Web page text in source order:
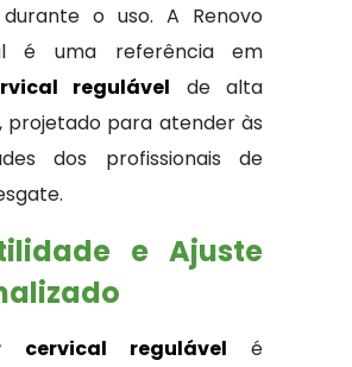
o uso. A Renovo
é uma referência em
regulável de alta
projetado para atender às
dos profissionais de
e Ajuste
cervical regulável é